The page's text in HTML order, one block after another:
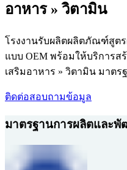
อาหาร » วิตามิน
โรงงานรับผลิตผลิตภัณฑ์สูต
แบบ OEM พร้อมให้บริการ
เสริมอาหาร » วิตามิน มาตร
ติดต่อสอบถามข้อมูล
มาตรฐานการผลิตและพั